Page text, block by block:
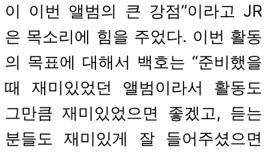
이 이번 앨범의 큰 강점”이라고 JR
은 목소리에 힘을 주었다. 이번 활동
의 목표에 대해서 백호는 “준비했을
때 재미있었던 앨범이라서 활동도
그만큼 재미있었으면 좋겠고, 듣는
분들도 재미있게 잘 들어주셨으면